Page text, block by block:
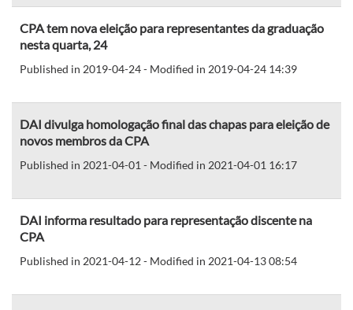
CPA tem nova eleição para representantes da graduação
nesta quarta, 24
Published in 2019-04-24 - Modified in 2019-04-24 14:39
DAI divulga homologação final das chapas para eleição de
novos membros da CPA
Published in 2021-04-01 - Modified in 2021-04-01 16:17
DAI informa resultado para representação discente na
CPA
Published in 2021-04-12 - Modified in 2021-04-13 08:54